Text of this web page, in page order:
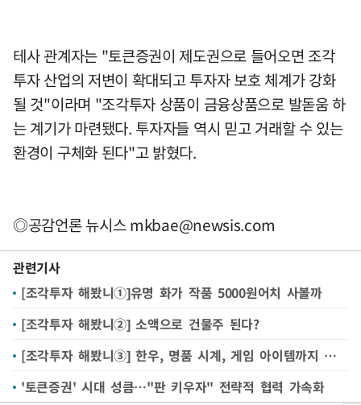
테사 관계자는 "토큰증권이 제도권으로 들어오면 조각
투자 산업의 저변이 확대되고 투자자 보호 체계가 강화
될 것"이라며 "조각투자 상품이 금융상품으로 발돋움 하
는 계기가 마련됐다. 투자자들 역시 믿고 거래할 수 있는
환경이 구체화 된다"고 밝혔다.
◎공감언론 뉴시스mkbae@newsis.com
관련기사
[조각투자 해봤니①]유명 화가 작품 5000원어치 사볼까
[조각투자 해봤니②] 소액으로 건물주 된다?
[조각투자 해봤니③] 한우, 명품 시계, 게임 아이템까지 무한 진화
'토큰증권' 시대 성큼…"판 키우자" 전략적 협력 가속화